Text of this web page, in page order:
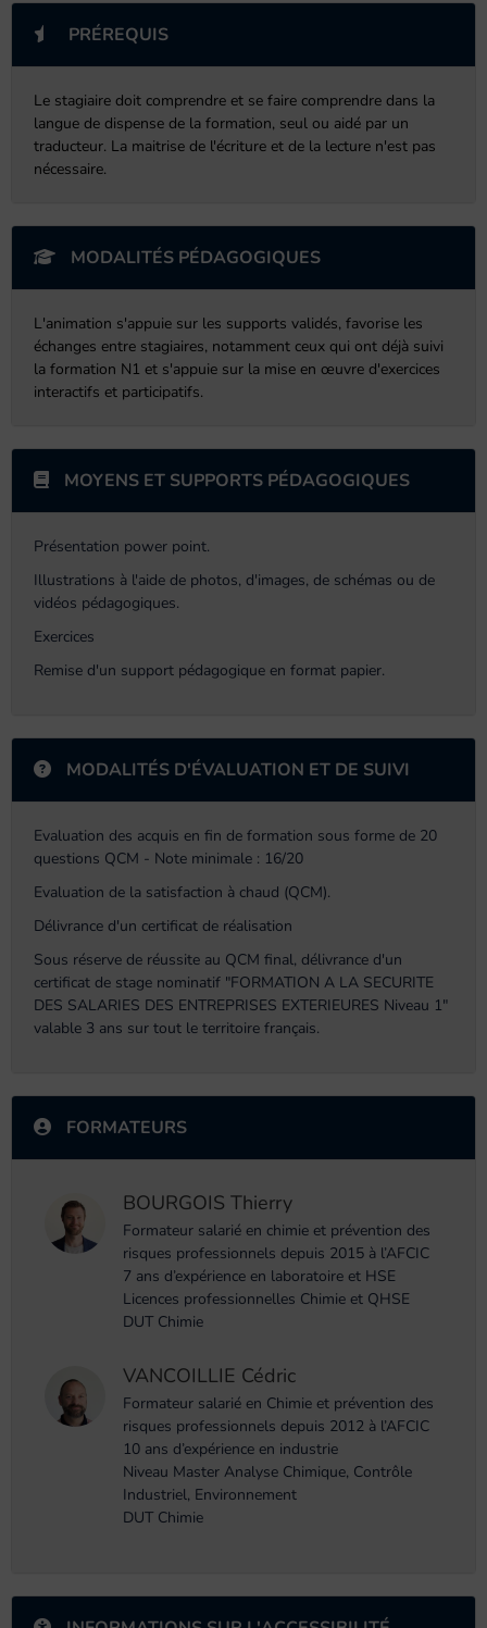
PRÉREQUIS
Le stagiaire doit comprendre et se faire comprendre dans la
langue de dispense de la formation, seul ou aidé par un
traducteur. La maitrise de l'écriture et de la lecture n'est pas
nécessaire.
MODALITÉS PÉDAGOGIQUES
L'animation s'appuie sur les supports validés, favorise les
échanges entre stagiaires, notamment ceux qui ont déjà suivi
la formation N1 et s'appuie sur la mise en œuvre d'exercices
interactifs et participatifs.
MOYENS ET SUPPORTS PÉDAGOGIQUES
Présentation power point.
Illustrations à l'aide de photos, d'images, de schémas ou de
vidéos pédagogiques.
Exercices
Remise d'un support pédagogique en format papier.
MODALITÉS D'ÉVALUATION ET DE SUIVI
Evaluation des acquis en fin de formation sous forme de 20
questions QCM - Note minimale : 16/20
Evaluation de la satisfaction à chaud (QCM).
Délivrance d'un certificat de réalisation
Sous réserve de réussite au QCM final, délivrance d'un
certificat de stage nominatif "FORMATION A LA SECURITE
DES SALARIES DES ENTREPRISES EXTERIEURES Niveau 1"
valable 3 ans sur tout le territoire français.
FORMATEURS
BOURGOIS Thierry
Formateur salarié en chimie et prévention des
risques professionnels depuis 2015 à l’AFCIC
7 ans d’expérience en laboratoire et HSE
Licences professionnelles Chimie et QHSE
DUT Chimie
VANCOILLIE Cédric
Formateur salarié en Chimie et prévention des
risques professionnels depuis 2012 à l’AFCIC
10 ans d’expérience en industrie
Niveau Master Analyse Chimique, Contrôle
Industriel, Environnement
DUT Chimie